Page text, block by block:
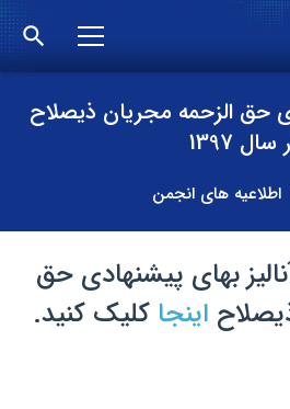
search
حق الزحمه مجریان ذیصلاح
1397
اطلاعیه های انجمن
بهای پیشنهادی حق
اینجا کلیک کنید.